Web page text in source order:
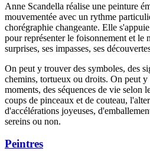
Anne Scandella réalise une peinture
mouvementée avec un rythme
chorégraphie changeante. Elle
pour représenter le foisonnement et le
surprises, ses impasses, ses
On peut y trouver des symboles, des
chemins, tortueux ou droits. On peut y
moments, des séquences de vie selon
coups de pinceaux et de couteau,
d'accélérations joyeuses,
sereins ou non.
Peintres